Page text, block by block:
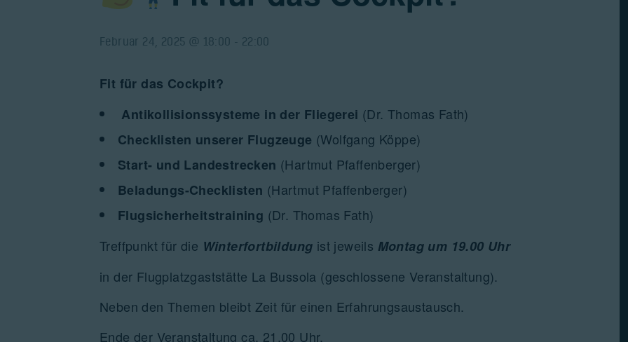
Februar 24, 2025 @ 18:00 - 22:00
Fit für das Cockpit?
Antikollisionssysteme in der Fliegerei (Dr. Thomas Fath)
Checklisten unserer Flugzeuge (Wolfgang Köppe)
Start- und Landestrecken (Hartmut Pfaffenberger)
Beladungs-Checklisten (Hartmut Pfaffenberger)
Flugsicherheitstraining (Dr. Thomas Fath)
Treffpunkt für die Winterfortbildung ist jeweils Montag um 19.00 Uhr
in der Flugplatzgaststätte La Bussola (geschlossene Veranstaltung).
Neben den Themen bleibt Zeit für einen Erfahrungsaustausch.
Ende der Veranstaltung ca. 21.00 Uhr.